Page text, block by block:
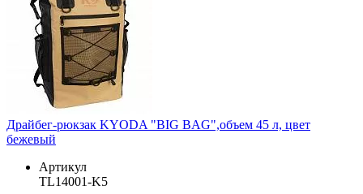
Драйбег-рюкзак KYODA "BIG BAG",объем 45 л, цвет
бежевый
Артикул
TL14001-K5